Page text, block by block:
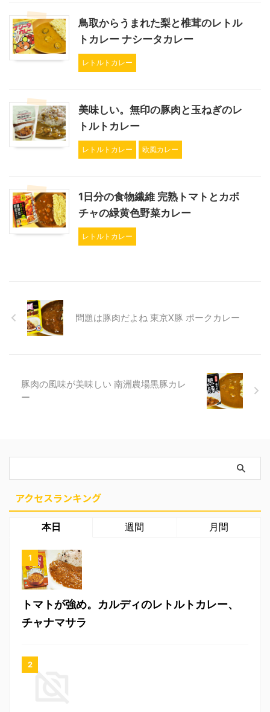
鳥取からうまれた梨と椎茸のレトル
トカレー ナシータカレー
レトルトカレー
美味しい。無印の豚肉と玉ねぎのレ
トルトカレー
レトルトカレー 欧風カレー
1日分の食物繊維 完熟トマトとカボ
チャの緑黄色野菜カレー
レトルトカレー
問題は豚肉だよね 東京X豚 ポークカレー
豚肉の風味が美味しい 南洲農場黒豚カレ
ー
アクセスランキング
本日 週間 月間
トマトが強め。カルディのレトルトカレー、
チャナマサラ